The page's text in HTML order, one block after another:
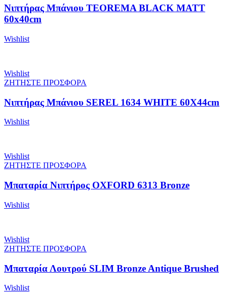
Νιπτήρας Μπάνιου TEOREMA BLACK MATT
60x40cm
Wishlist
Wishlist
ΖΗΤΗΣΤΕ ΠΡΟΣΦΟΡΑ
Νιπτήρας Μπάνιου SEREL 1634 WHITE 60X44cm
Wishlist
Wishlist
ΖΗΤΗΣΤΕ ΠΡΟΣΦΟΡΑ
Μπαταρία Νιπτήρος OXFORD 6313 Bronze
Wishlist
Wishlist
ΖΗΤΗΣΤΕ ΠΡΟΣΦΟΡΑ
Μπαταρία Λουτρού SLIM Bronze Antique Brushed
Wishlist